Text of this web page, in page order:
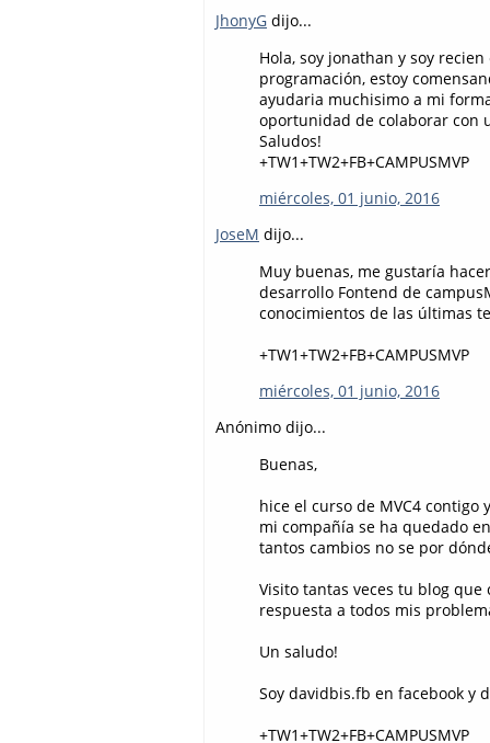
JhonyG dijo...
Hola, soy jonathan y soy
programación, estoy
ayudaria muchisimo a mi
oportunidad de colaborar con
Saludos!
+TW1+TW2+FB+CAMPUSMVP
miércoles, 01 junio, 2016
JoseM dijo...
Muy buenas, me gustaría
desarrollo Fontend de
conocimientos de las últimas
+TW1+TW2+FB+CAMPUSMVP
miércoles, 01 junio, 2016
Anónimo dijo...
Buenas,
hice el curso de MVC4 contigo
mi compañía se ha quedado
tantos cambios no se por
Visito tantas veces tu blog
respuesta a todos mis
Un saludo!
Soy davidbis.fb en facebook y
+TW1+TW2+FB+CAMPUSMVP